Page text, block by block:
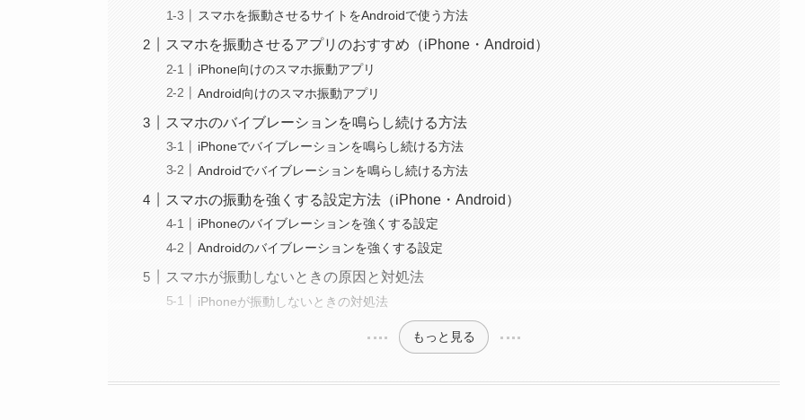
スマホを振動させるサイトをAndroidで使う方法
スマホを振動させるアプリのおすすめ（iPhone・Android）
iPhone向けのスマホ振動アプリ
Android向けのスマホ振動アプリ
スマホのバイブレーションを鳴らし続ける方法
iPhoneでバイブレーションを鳴らし続ける方法
Androidでバイブレーションを鳴らし続ける方法
スマホの振動を強くする設定方法（iPhone・Android）
iPhoneのバイブレーションを強くする設定
Androidのバイブレーションを強くする設定
スマホが振動しないときの原因と対処法
iPhoneが振動しないときの対処法
もっと見る